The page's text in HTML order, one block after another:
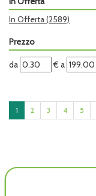
In Offerta(2589)
Prezzo
filtra
da
da €
filtra
a
a
1 2 3 4 5